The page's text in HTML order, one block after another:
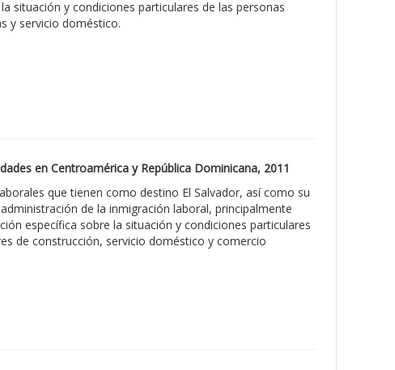
situación y condiciones particulares de las personas
y servicio doméstico.
en Centroamérica y República Dominicana, 2011
que tienen como destino El Salvador, así como su
de la inmigración laboral, principalmente
específica sobre la situación y condiciones particulares
de construcción, servicio doméstico y comercio